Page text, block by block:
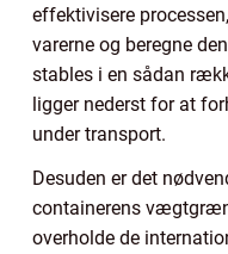
effektivisere
varerne og beregne
stables i en sådan
ligger nederst for at
under transport.
Desuden er det
containerens
overholde de